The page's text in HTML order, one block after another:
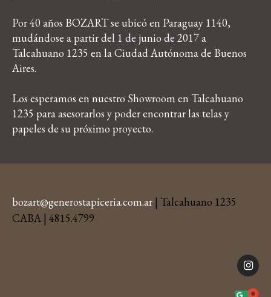
Por 40 años BOZART se ubicó en Paraguay 1140,
mudándose a partir del 1 de junio de 2017 a
Talcahuano 1235 en la Ciudad Autónoma de Buenos
Aires.
Los esperamos en nuestro Showroom en Talcahuano
1235 para asesorarlos y poder encontrar las telas y
papeles de su próximo proyecto.
bozart@generostapiceria.com.ar | Talcahuano 1235
CABA | 4815.4799